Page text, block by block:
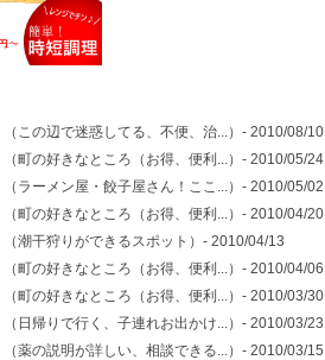
（この辺で迷惑してる、不便、治...）- 2010/08/10
（町の好きなところ（お得、便利...）- 2010/05/24
（ラーメン屋・餃子屋さん！ここ...）- 2010/05/02
（町の好きなところ（お得、便利...）- 2010/04/20
（潮干狩りができるスポット）- 2010/04/13
（町の好きなところ（お得、便利...）- 2010/04/06
（町の好きなところ（お得、便利...）- 2010/03/30
（日帰りで行く、子連れお出かけ...）- 2010/03/23
（薬の説明が詳しい、相談できる...）- 2010/03/15